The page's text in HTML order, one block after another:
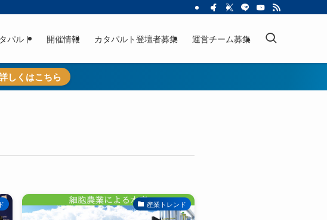
パルト 開催情報 カタパルト登壇者募集 運営チーム募集
しくはこちら
産業トレンド